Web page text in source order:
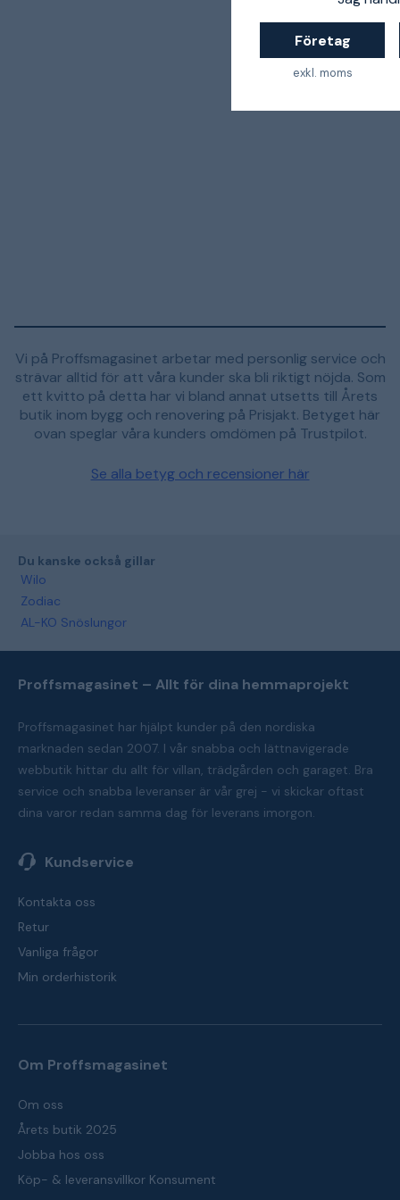
Företag
exkl. moms
Vi på Proffsmagasinet arbetar med personlig service och
strävar alltid för att våra kunder ska bli riktigt nöjda. Som
ett kvitto på detta har vi bland annat utsetts till Årets
butik inom bygg och renovering på Prisjakt. Betyget här
ovan speglar våra kunders omdömen på Trustpilot.
Se alla betyg och recensioner här
Du kanske också gillar
Wilo
Zodiac
AL-KO Snöslungor
Proffsmagasinet – Allt för dina hemmaprojekt
Proffsmagasinet har hjälpt kunder på den nordiska
marknaden sedan 2007. I vår snabba och lättnavigerade
webbutik hittar du allt för villan, trädgården och garaget. Bra
service och snabba leveranser är vår grej - vi skickar oftast
dina varor redan samma dag för leverans imorgon.
Kundservice
Kontakta oss
Retur
Vanliga frågor
Min orderhistorik
Om Proffsmagasinet
Om oss
Årets butik 2025
Jobba hos oss
Köp- & leveransvillkor Konsument